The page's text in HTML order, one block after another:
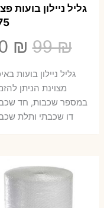
גליל ניילון בועות
99₪
99 ₪.
₪
גליל ניילון בועות
מצוינת הניתן
במספר שכבות, חד
דו שכבתי ותלת